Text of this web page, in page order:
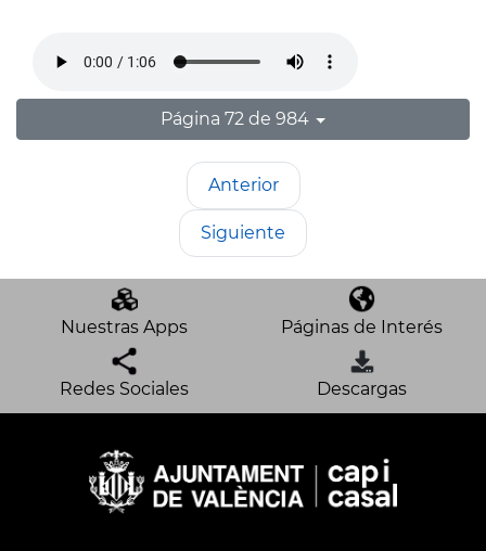
Página 72 de 984
Anterior
Siguiente
Nuestras Apps Páginas de Interés
Redes Sociales Descargas